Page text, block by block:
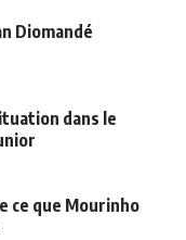
Diomandé
dans le
ce que Mourinho